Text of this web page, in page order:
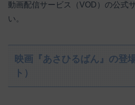
動画配信サービス（VOD）の公式
い。
映画『あさひるばん』の登
ト）